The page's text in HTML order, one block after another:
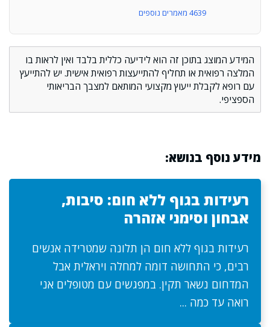
4639 מאמרים נוספים
המידע המוצג בתוכן זה הוא לידיעה כללית בלבד ואין לראות בו
המלצה רפואית או תחליף להתייעצות רפואית אישית. יש להתייעץ
עם רופא לקבלת ייעוץ מקצועי המותאם למצבך הבריאותי
הספציפי.
מידע נוסף בנושא:
רעידות בגוף ללא חום: סיבות,
אבחון וסימני אזהרה
רעידות בגוף ללא חום הן תלונה שמטרידה אנשים
רבים, כי התחושה דומה למחלה ויראלית אבל
המדחום נשאר תקין. במפגשים עם מטופלים אני
רואה עד כמה ...